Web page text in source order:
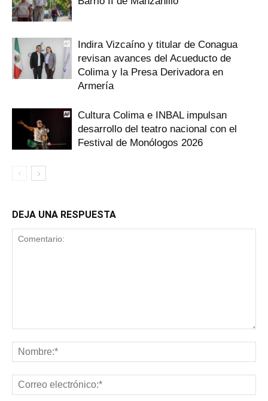
Indira Vizcaíno y titular de Conagua
revisan avances del Acueducto de
Colima y la Presa Derivadora en
Armería
Cultura Colima e INBAL impulsan
desarrollo del teatro nacional con el
Festival de Monólogos 2026
DEJA UNA RESPUESTA